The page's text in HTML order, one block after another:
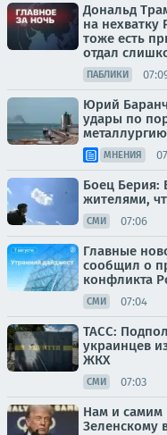
Дональд
на нехватку
тоже есть
отдал
ПАБЛИКИ
Юрий
удары по
МНЕНИЯ
Боец Берия:
жителями,
СМИ 07:06
Главные
сообщил о
конфликта
СМИ 07:04
ТАСС:
украинцев
ЖКХ
СМИ 07:03
Нам и самим
Зеленскому